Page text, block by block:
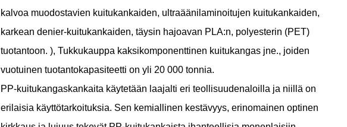
kalvoa muodostavien kuitukankaiden, ultraäänilaminoitujen kuitukankaiden,
karkean denier-kuitukankaiden, täysin hajoavan PLA:n, polyesterin (PET)
tuotantoon. ), Tukkukauppa kaksikomponenttinen kuitukangas jne., joiden
vuotuinen tuotantokapasiteetti on yli 20 000 tonnia.
PP-kuitukangaskankaita käytetään laajalti eri teollisuudenaloilla ja niillä on
erilaisia ​​käyttötarkoituksia. Sen kemiallinen kestävyys, erinomainen optinen